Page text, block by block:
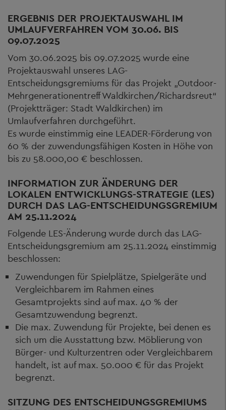
ERGEBNIS DER PROJEKTAUSWAHL IM
UMLAUFVERFAHREN VOM 30.06. BIS
09.07.2025
Vom 30.06.2025 bis 09.07.2025 wurde eine
Projektauswahl unseres LAG-
Entscheidungsgremiums für das Projekt „Outdoor-
Mehrgenerationentreff Waldkirchen/Richardsreut“
(Projektträger: Stadt Waldkirchen) im
Umlaufverfahren durchgeführt.
Es wurde einstimmig eine LEADER-Förderung von
60 % der zuwendungsfähigen Kosten in Höhe von
bis zu 58.000,00 € beschlossen.
INFORMATION ZUR ÄNDERUNG DER
LOKALEN ENTWICKLUNGS-STRATEGIE (LES)
DURCH DAS LAG-ENTSCHEIDUNGSGREMIUM
AM 25.11.2024
Folgende LES-Änderung wurde durch das LAG-
Entscheidungsgremium am 25.11.2024 einstimmig
beschlossen:
Zuwendungen für Spielplätze, Spielgeräte und
Vergleichbarem im Rahmen eines
Gesamtprojekts sind auf max. 40 % der
Gesamtzuwendung begrenzt.
Die max. Zuwendung für Projekte, bei denen es
sich um die Ausstattung bzw. Möblierung von
Bürger- und Kulturzentren oder Vergleichbarem
handelt, ist auf max. 50.000 € für das Projekt
begrenzt.
SITZUNG DES ENTSCHEIDUNGSGREMIUMS